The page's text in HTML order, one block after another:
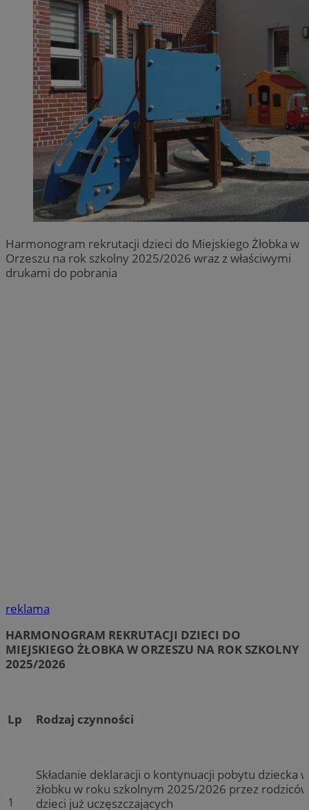
Harmonogram rekrutacji dzieci do Miejskiego Żłobka w
Orzeszu na rok szkolny 2025/2026 wraz z właściwymi
drukami do pobrania
reklama
HARMONOGRAM REKRUTACJI DZIECI DO
MIEJSKIEGO ŻŁOBKA W ORZESZU NA ROK SZKOLNY
2025/2026
Lp Rodzaj czynności
1
Składanie deklaracji o kontynuacji pobytu dziecka w
żłobku w roku szkolnym 2025/2026 przez rodziców
dzieci już uczęszczających